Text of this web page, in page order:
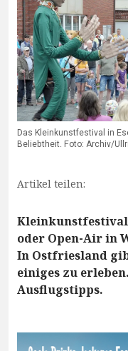
Das Kleinkunstfestival in
Beliebtheit. Foto: Archiv/
Artikel teilen:
Kleinkunstfestival
oder Open-Air in
In Ostfriesland
einiges zu
Ausflugstipps.